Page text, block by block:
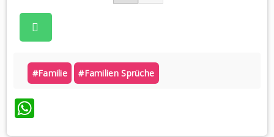
#familie #familien Sprüche
WhatsApp